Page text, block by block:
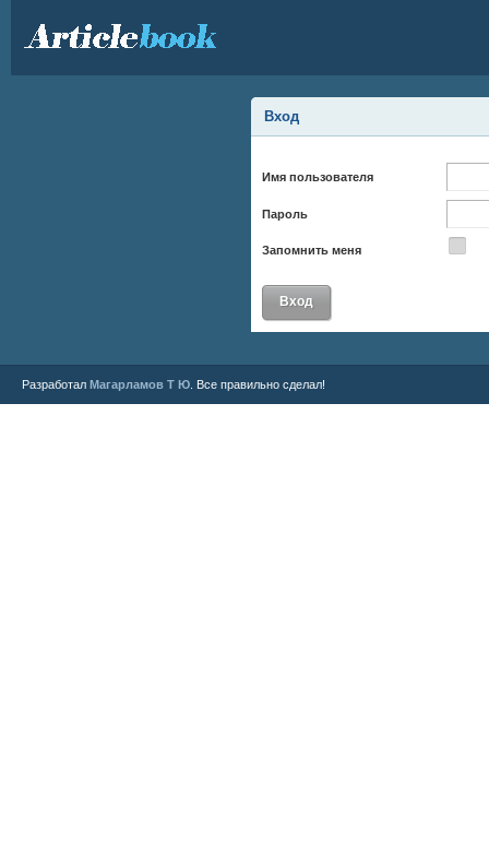
Вход
Имя пользователя
Пароль
Запомнить меня
Разработал Магарламов Т Ю . Все правильно сделал!